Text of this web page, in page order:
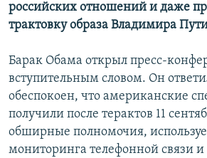
российских отношений и даже
трактовку образа Владимира
Барак Обама открыл пресс-
вступительным словом. Он
обеспокоен, что американские
получили после терактов 11
обширные полномочия,
мониторинга телефонной связи